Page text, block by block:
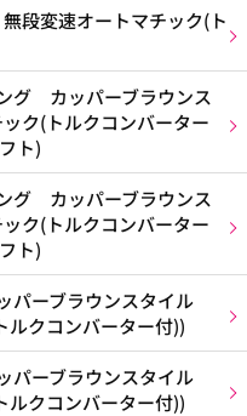
段変速オートマチック(ト
カッパーブラウンス
ク(トルクコンバーター
ト)
カッパーブラウンス
ク(トルクコンバーター
ト)
ーブラウンスタイル
ルクコンバーター付))
ーブラウンスタイル
ルクコンバーター付))